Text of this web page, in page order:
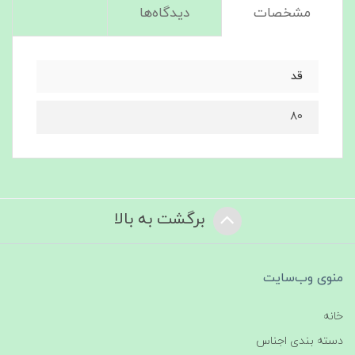
مشخصات دیدگاه‌ها
قد
80
برگشت به بالا
منوی وب‌سایت
خانه
دسته بندی اجناس